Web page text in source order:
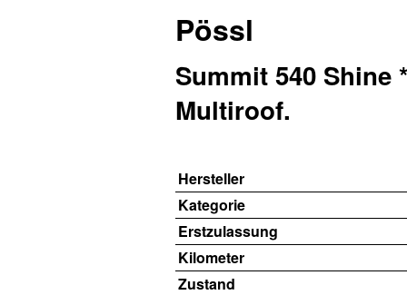
Pössl
Summit 540 Shine
Multiroof.
Hersteller
Kategorie
Erstzulassung
Kilometer
Zustand